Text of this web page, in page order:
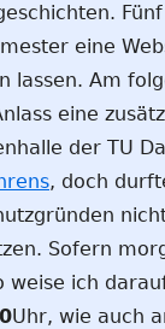
eine
lassen. Am
eine
der TU
, doch
Sofern
weise ich
Uhr, wie auch